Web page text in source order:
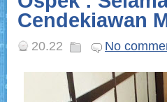
Cendekiawan
20.22 No